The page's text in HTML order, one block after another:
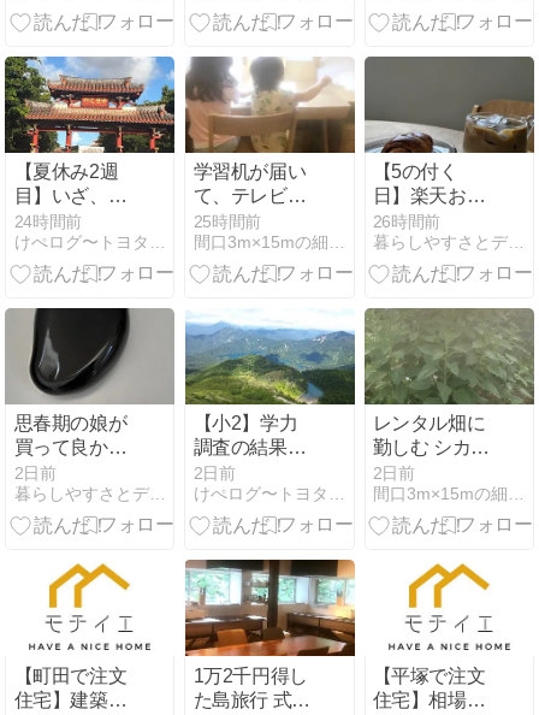
図形を合わせ
置！
【夏休み2週
目】いざ、沖
縄へ！①
24時間前
学習机が届い
て、テレビ漬
けから卒業し
たい
25時間前
【5の付く
日】楽天お買
い物マラソン
で厳選したお
得なアイテム
26時間前
暮らしやすさとデザイン性を大切にしたマイホーム計画
思春期の娘が
買って良かっ
た激安なのに
安心安全な脱
毛アイテム！
2日前
暮らしやすさとデザイン性を大切にしたマイホーム計画
【小2】学力
調査の結果が
返ってきて分
かったこと②
2日前
レンタル畑に
勤しむ シカク
マメ初成功
2日前
【町田で注文
住宅】建築相
1万2千円得し
た島旅行 式根
【平塚で注文
住宅】相場は